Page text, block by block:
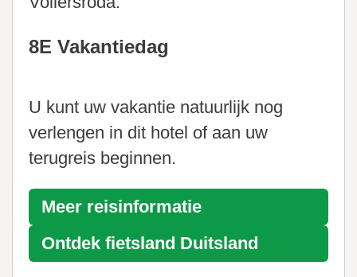
8E Vakantiedag
U kunt uw vakantie natuurlijk nog
verlengen in dit hotel of aan uw
terugreis beginnen.
Meer reisinformatie
Ontdek fietsland Duitsland